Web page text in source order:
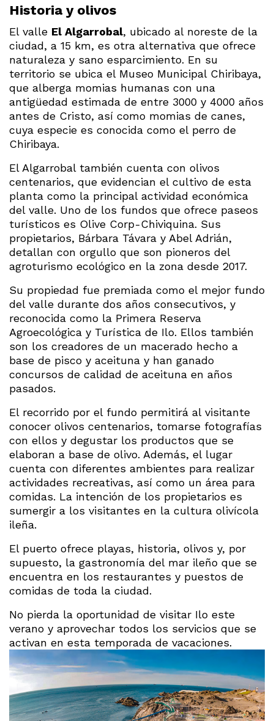
Historia y olivos
El valle El Algarrobal, ubicado al noreste de la
ciudad, a 15 km, es otra alternativa que ofrece
naturaleza y sano esparcimiento. En su
territorio se ubica el Museo Municipal Chiribaya,
que alberga momias humanas con una
antigüedad estimada de entre 3000 y 4000 años
antes de Cristo, así como momias de canes,
cuya especie es conocida como el perro de
Chiribaya.
El Algarrobal también cuenta con olivos
centenarios, que evidencian el cultivo de esta
planta como la principal actividad económica
del valle. Uno de los fundos que ofrece paseos
turísticos es Olive Corp-Chiviquina. Sus
propietarios, Bárbara Távara y Abel Adrián,
detallan con orgullo que son pioneros del
agroturismo ecológico en la zona desde 2017.
Su propiedad fue premiada como el mejor fundo
del valle durante dos años consecutivos, y
reconocida como la Primera Reserva
Agroecológica y Turística de Ilo. Ellos también
son los creadores de un macerado hecho a
base de pisco y aceituna y han ganado
concursos de calidad de aceituna en años
pasados.
El recorrido por el fundo permitirá al visitante
conocer olivos centenarios, tomarse fotografías
con ellos y degustar los productos que se
elaboran a base de olivo. Además, el lugar
cuenta con diferentes ambientes para realizar
actividades recreativas, así como un área para
comidas. La intención de los propietarios es
sumergir a los visitantes en la cultura olivícola
ileña.
El puerto ofrece playas, historia, olivos y, por
supuesto, la gastronomía del mar ileño que se
encuentra en los restaurantes y puestos de
comidas de toda la ciudad.
No pierda la oportunidad de visitar Ilo este
verano y aprovechar todos los servicios que se
activan en esta temporada de vacaciones.